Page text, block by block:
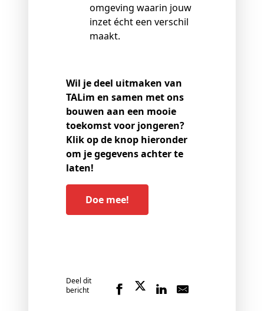
omgeving waarin jouw
inzet écht een verschil
maakt.
Wil je deel uitmaken van
TALim en samen met ons
bouwen aan een mooie
toekomst voor jongeren?
Klik op de knop hieronder
om je gegevens achter te
laten!
Doe mee!
Deel dit
bericht